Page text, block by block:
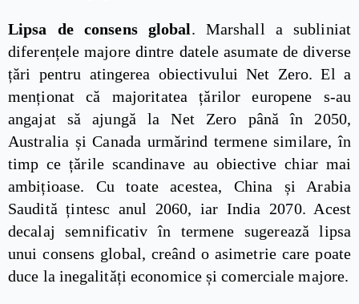
Lipsa de consens global. Marshall a subliniat
diferențele majore dintre datele asumate de diverse
țări pentru atingerea obiectivului Net Zero. El a
menționat că majoritatea țărilor europene s-au
angajat să ajungă la Net Zero până în 2050,
Australia și Canada urmărind termene similare, în
timp ce țările scandinave au obiective chiar mai
ambițioase. Cu toate acestea, China și Arabia
Saudită țintesc anul 2060, iar India 2070. Acest
decalaj semnificativ în termene sugerează lipsa
unui consens global, creând o asimetrie care poate
duce la inegalități economice și comerciale majore.